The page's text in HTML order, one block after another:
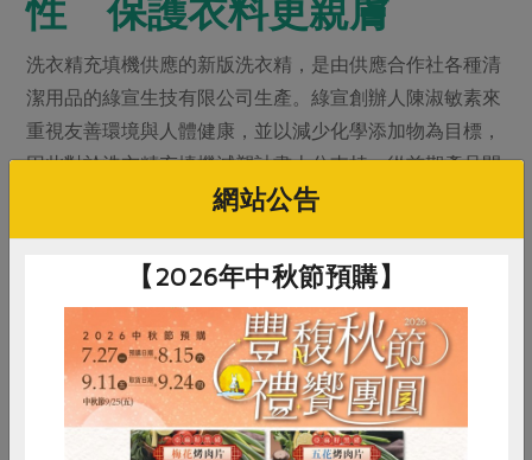
性 保護衣料更親膚
洗衣精充填機供應的新版洗衣精，是由供應合作社各種清
潔用品的綠宣生技有限公司生產。綠宣創辦人陳淑敏素來
重視友善環境與人體健康，並以減少化學添加物為目標，
因此對於洗衣精充填機減塑計畫十分支持。從前期產品開
發、承裝評估都提供意見，研發出全新配方的「綠主張生
摸也沒問題。溫和的酸鹼值能延緩衣物的自然耗損，即使
是有機棉或麻布這類天然材質、或蠶絲蛋白等細緻衣料都
可以使用。其中添加具有去污抑菌效果的檸檬草油，淡雅
的香氣在中性洗劑中保存得更好，讓洗衣體驗更宜人。
成為洗衣精自動充填機示範站所的雙和站，站長黃豔馨分
網站公告
【2026年中秋節預購】